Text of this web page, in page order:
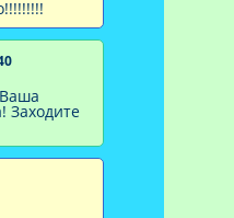
Заходите